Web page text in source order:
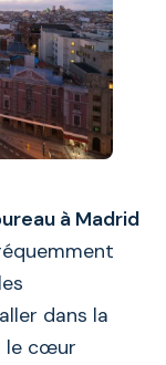
à Madrid
dans la
le cœur